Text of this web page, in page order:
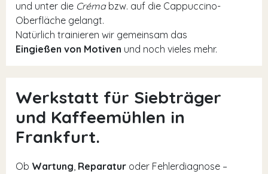
und unter die Crémabzw. auf die Cappuccino-
Oberfläche gelangt.
Natürlich trainieren wir gemeinsam das
Eingießen von Motiven und noch vieles mehr.
Werkstatt für Siebträger
und Kaffeemühlen in
Frankfurt.
Ob Wartung, Reparatur oder Fehlerdiagnose –